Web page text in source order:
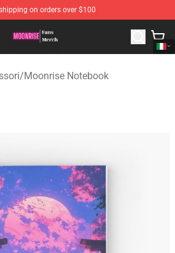
on orders over $100
Official Moonrise Merchandise Shop
/Moonrise Notebook